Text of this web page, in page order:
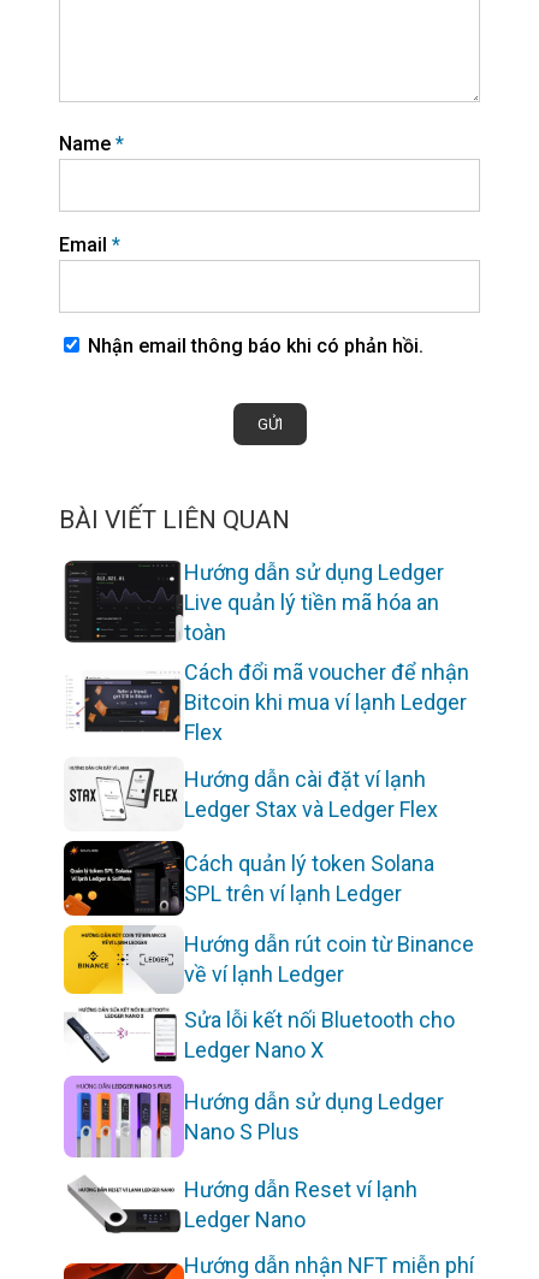
Name *
Email *
Nhận email thông báo khi có phản hồi.
BÀI VIẾT LIÊN QUAN
Hướng dẫn sử dụng Ledger
Live quản lý tiền mã hóa an
toàn
Cách đổi mã voucher để nhận
Bitcoin khi mua ví lạnh Ledger
Flex
Hướng dẫn cài đặt ví lạnh
Ledger Stax và Ledger Flex
Cách quản lý token Solana
SPL trên ví lạnh Ledger
Hướng dẫn rút coin từ Binance
về ví lạnh Ledger
Sửa lỗi kết nối Bluetooth cho
Ledger Nano X
Hướng dẫn sử dụng Ledger
Nano S Plus
Hướng dẫn Reset ví lạnh
Ledger Nano
Hướng dẫn nhận NFT miễn phí